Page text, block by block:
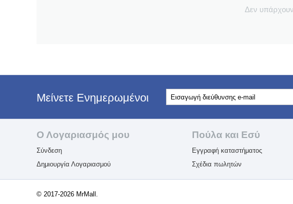
Δεν
Μείνετε Ενημερωμένοι
Ο Λογαριασμός μου
Σύνδεση
Δημιουργία Λογαριασμού
Πούλα και Εσύ
Εγγραφή καταστήματος
Σχέδια πωλητών
© 2017-2026 MrMall.